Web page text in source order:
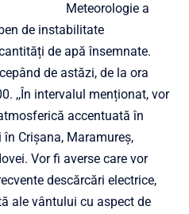
Meteorologie a
de instabilitate
de apă însemnate.
de astăzi, de la ora
,,În intervalul menționat, vor
accentuată în
Crișana, Maramureș,
Vor fi averse care vor
descărcări electrice,
ale vântului cu aspect de